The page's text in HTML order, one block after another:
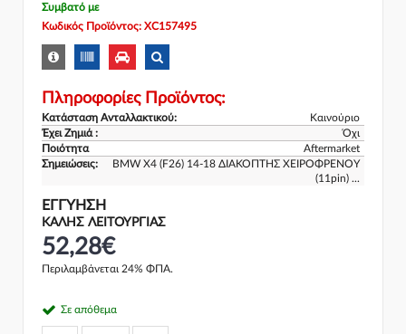
Συμβατό με
Κωδικός Προϊόντος: XC157495
Πληροφορίες Προϊόντος:
Κατάσταση Ανταλλακτικού:
Καινούριο
Έχει Ζημιά :
Όχι
Ποιότητα
Aftermarket
Σημειώσεις:
BMW X4 (F26) 14-18 ΔΙΑΚΟΠΤΗΣ ΧΕΙΡΟΦΡΕΝΟΥ
(11pin) ...
ΕΓΓΎΗΣΗ
ΚΑΛΗΣ ΛΕΙΤΟΥΡΓΙΑΣ
52,28€
Περιλαμβάνεται 24% ΦΠΑ.
Σε απόθεμα